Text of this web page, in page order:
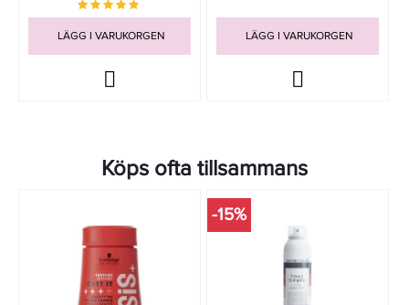
LÄGG I VARUKORGEN LÄGG I VARUKORGEN
Köps ofta tillsammans
-15%